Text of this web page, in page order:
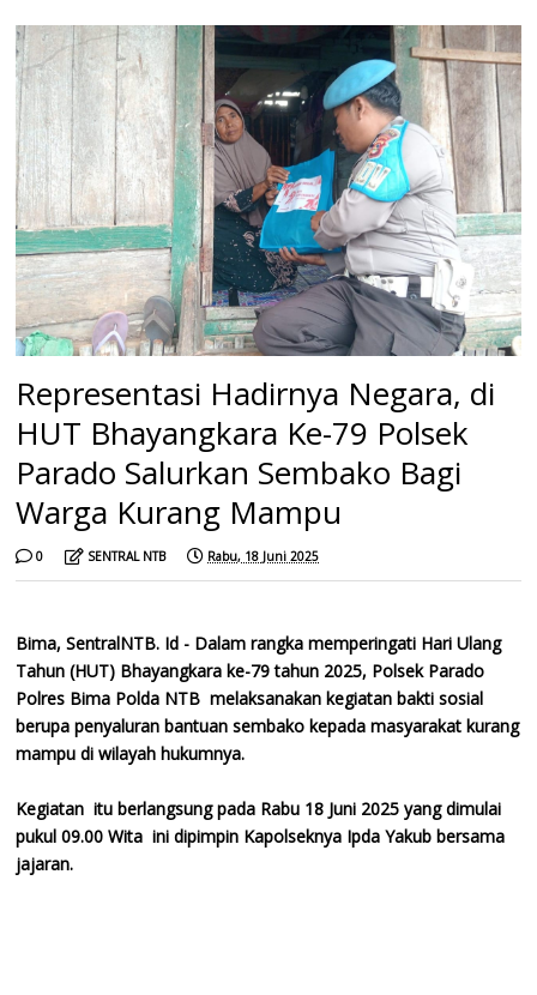
Representasi Hadirnya Negara, di
HUT Bhayangkara Ke-79 Polsek
Parado Salurkan Sembako Bagi
Warga Kurang Mampu
0 SENTRAL NTB Rabu, 18 Juni 2025
Bima, SentralNTB. Id - Dalam rangka memperingati Hari Ulang
Tahun (HUT) Bhayangkara ke-79 tahun 2025, Polsek Parado
Polres Bima Polda NTB melaksanakan kegiatan bakti sosial
berupa penyaluran bantuan sembako kepada masyarakat kurang
mampu di wilayah hukumnya.
Kegiatan itu berlangsung pada Rabu 18 Juni 2025 yang dimulai
pukul 09.00 Wita ini dipimpin Kapolseknya Ipda Yakub bersama
jajaran.